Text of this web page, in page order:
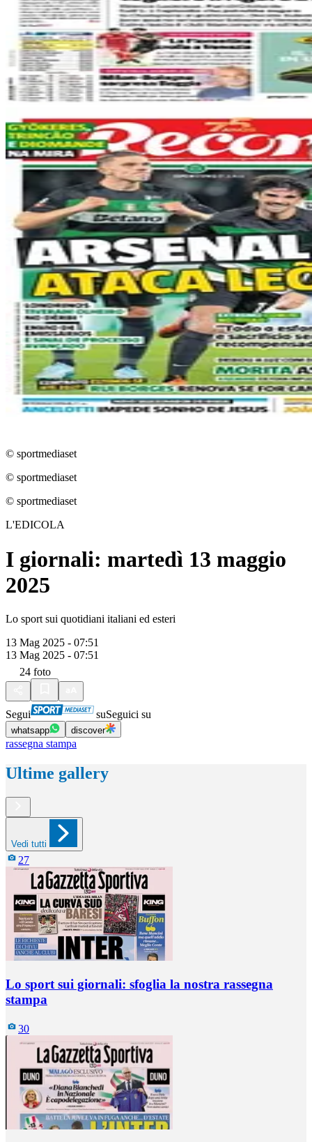
© sportmediaset
© sportmediaset
© sportmediaset
L'EDICOLA
I giornali: martedì 13 maggio
2025
Lo sport sui quotidiani italiani ed esteri
13 Mag 2025 - 07:51
13 Mag 2025 - 07:51
24 foto
Segui suSeguici su
whatsapp discover
rassegna stampa
Ultime gallery
Vedi tutti
27
Lo sport sui giornali: sfoglia la nostra rassegna
stampa
30